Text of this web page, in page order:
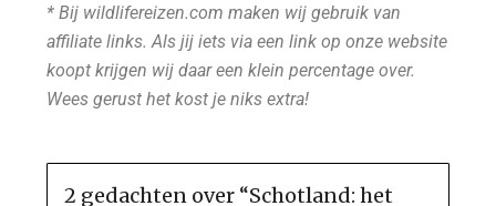
* Bij wildlifereizen.com maken wij gebruik van
affiliate links. Als jij iets via een link op onze website
koopt krijgen wij daar een klein percentage over.
Wees gerust het kost je niks extra!
2 gedachten over “Schotland: het